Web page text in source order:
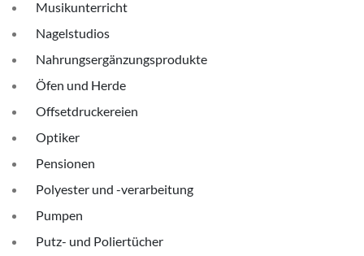
Musikunterricht
Nagelstudios
Nahrungsergänzungsprodukte
Öfen und Herde
Offsetdruckereien
Optiker
Pensionen
Polyester und -verarbeitung
Pumpen
Putz- und Poliertücher